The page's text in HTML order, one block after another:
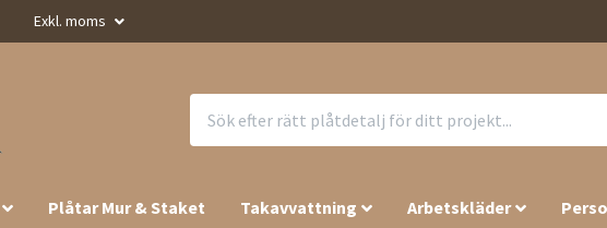
Exkl. moms
Plåtar Mur & Staket Takavvattning Arbetskläder